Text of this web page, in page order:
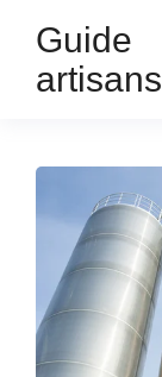
Guide
artisans